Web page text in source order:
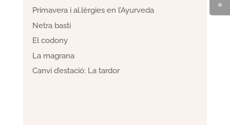
Primavera i al.lèrgies en l’Ayurveda
Netra basti
El codony
La magrana
Canvi d’estació: La tardor